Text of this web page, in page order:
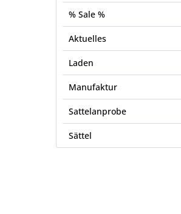
% Sale %
Aktuelles
Laden
Manufaktur
Sattelanprobe
Sättel